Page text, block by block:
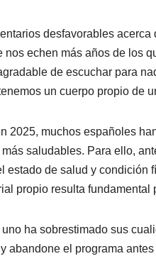
desfavorables
echen más años de los
de escuchar para
un cuerpo propio de
2025, muchos españoles
saludables. Para ello,
estado de salud y condición
propio resulta fundamental
ha sobrestimado sus
abandone el programa